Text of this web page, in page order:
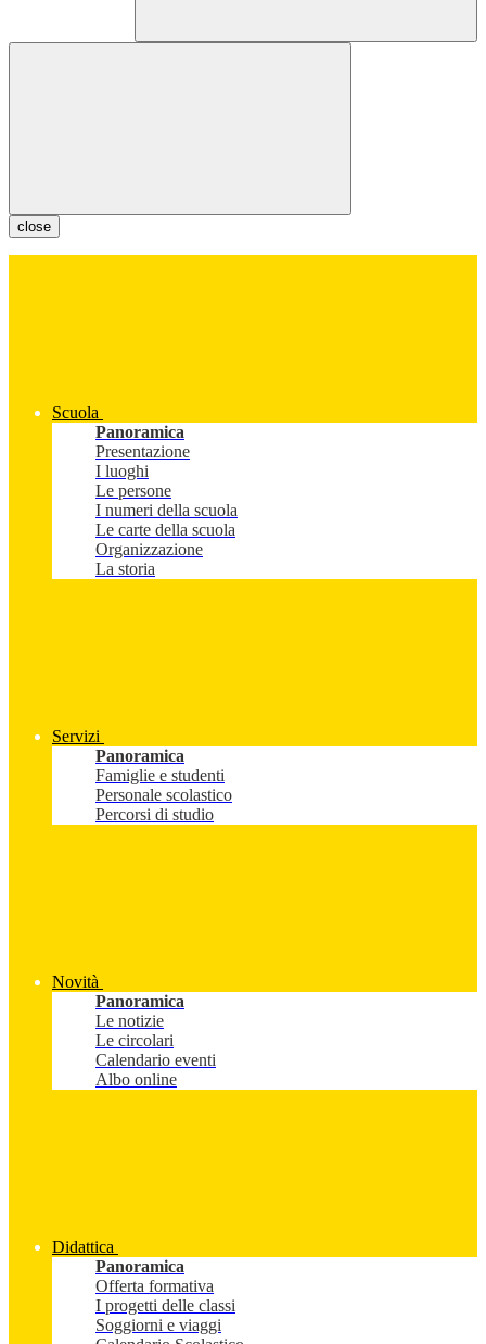
close
Scuola
Panoramica
Presentazione
I luoghi
Le persone
I numeri della scuola
Le carte della scuola
Organizzazione
La storia
Servizi
Panoramica
Famiglie e studenti
Personale scolastico
Percorsi di studio
Novità
Panoramica
Le notizie
Le circolari
Calendario eventi
Albo online
Didattica
Panoramica
Offerta formativa
I progetti delle classi
Soggiorni e viaggi